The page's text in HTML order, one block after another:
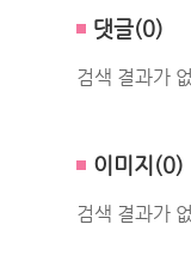
댓글(0)
검색 결과가
이미지(0)
검색 결과가